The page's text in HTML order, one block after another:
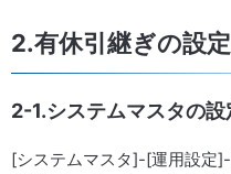
2.有休引継ぎの設
2-1.システムマスタの設
[システムマスタ]-[運用設定